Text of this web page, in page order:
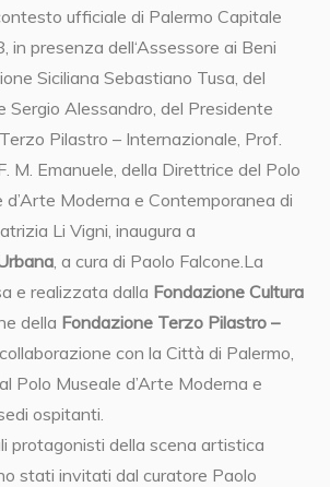
ufficiale di Palermo Capitale
in presenza dell‘Assessore ai Beni
Siciliana Sebastiano Tusa, del
Sergio Alessandro, del Presidente
Pilastro – Internazionale, Prof.
M. Emanuele, della Direttrice del Polo
d’Arte Moderna e Contemporanea di
Li Vigni, inaugura a
, a cura di Paolo Falcone. La
e realizzata dalla Fondazione Cultura
della Fondazione Terzo Pilastro –
con la Città di Palermo,
Polo Museale d’Arte Moderna e
ospitanti.
protagonisti della scena artistica
stati invitati dal curatore Paolo